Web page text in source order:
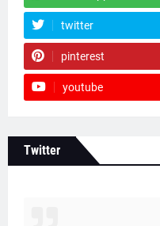
twitter
pinterest
youtube
Twitter